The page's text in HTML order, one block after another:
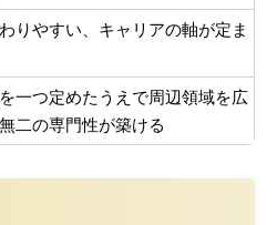
りやすい、キャリアの軸が定ま
一つ定めたうえで周辺領域を広
二の専門性が築ける